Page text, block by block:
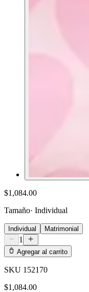
$1,084.00
Tamaño· Individual
Individual Matrimonial
1
Agregar al carrito
SKU 152170
$1,084.00